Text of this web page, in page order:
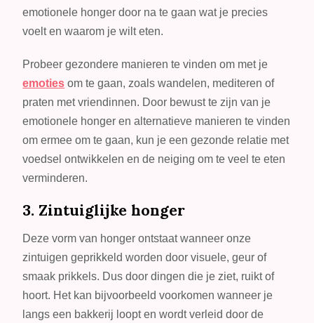
emotionele honger door na te gaan wat je precies
voelt en waarom je wilt eten.
Probeer gezondere manieren te vinden om met je
emoties om te gaan, zoals wandelen, mediteren of
praten met vriendinnen. Door bewust te zijn van je
emotionele honger en alternatieve manieren te vinden
om ermee om te gaan, kun je een gezonde relatie met
voedsel ontwikkelen en de neiging om te veel te eten
verminderen.
3. Zintuiglijke honger
Deze vorm van honger ontstaat wanneer onze
zintuigen geprikkeld worden door visuele, geur of
smaak prikkels. Dus door dingen die je ziet, ruikt of
hoort. Het kan bijvoorbeeld voorkomen wanneer je
langs een bakkerij loopt en wordt verleid door de